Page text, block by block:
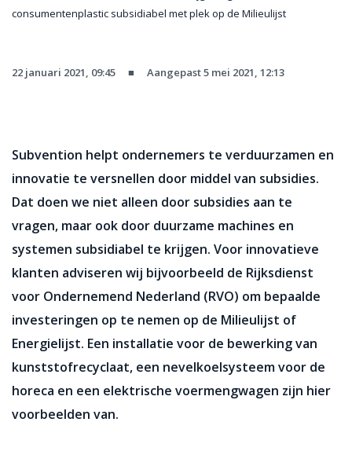
consumentenplastic subsidiabel met plek op de Milieulijst
22 januari 2021, 09:45 ■ Aangepast 5 mei 2021, 12:13
Subvention helpt ondernemers te verduurzamen en
innovatie te versnellen door middel van subsidies.
Dat doen we niet alleen door subsidies aan te
vragen, maar ook door duurzame machines en
systemen subsidiabel te krijgen. Voor innovatieve
klanten adviseren wij bijvoorbeeld de Rijksdienst
voor Ondernemend Nederland (RVO) om bepaalde
investeringen op te nemen op de Milieulijst of
Energielijst. Een installatie voor de bewerking van
kunststofrecyclaat, een nevelkoelsysteem voor de
horeca en een elektrische voermengwagen zijn hier
voorbeelden van.